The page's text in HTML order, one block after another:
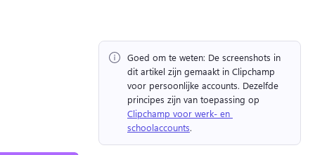
Goed om te weten: De screenshots in
dit artikel zijn gemaakt in Clipchamp
voor persoonlijke accounts. Dezelfde
Clipchamp voor werk- en
schoolaccounts.